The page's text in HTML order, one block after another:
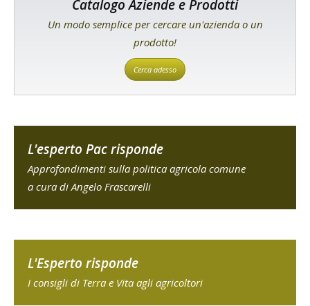
Catalogo Aziende e Prodotti
Un modo semplice per cercare un'azienda o un
prodotto!
Cerca adesso
L'esperto Pac risponde
Approfondimenti sulla politica agricola comune
a cura di Angelo Frascarelli
L'Esperto risponde
I consigli di Terra e Vita agli agricoltori